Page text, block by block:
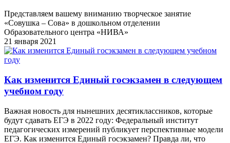
Представляем вашему вниманию творческое занятие
«Совушка – Сова» в дошкольном отделении
Образовательного центра «НИВА»
21 января 2021
Как изменится Единый госэкзамен в следующем
учебном году
Важная новость для нынешних десятиклассников, которые
будут сдавать ЕГЭ в 2022 году: Федеральный институт
педагогических измерений публикует перспективные модели
ЕГЭ. Как изменится Единый госэкзамен? Правда ли, что